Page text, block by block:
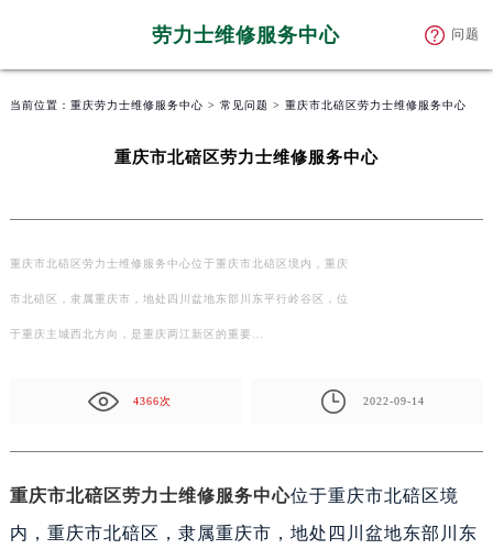
劳力士维修服务中心 问题
当前位置： 重庆劳力士维修服务中心 > 常见问题 > 重庆市北碚区劳力士维修服务中心
重庆市北碚区劳力士维修服务中心
重庆市北碚区劳力士维修服务中心位于重庆市北碚区境内，重庆
市北碚区，隶属重庆市，地处四川盆地东部川东平行岭谷区，位
于重庆主城西北方向，是重庆两江新区的重要…
4366次 2022-09-14
重庆市北碚区劳力士维修服务中心位于重庆市北碚区境
内，重庆市北碚区，隶属重庆市，地处四川盆地东部川东